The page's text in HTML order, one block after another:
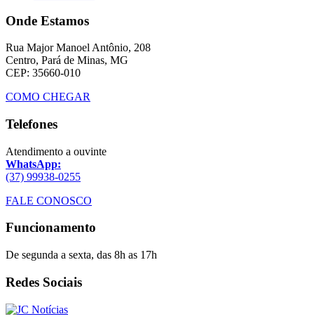
Onde Estamos
Rua Major Manoel Antônio, 208
Centro, Pará de Minas, MG
CEP: 35660-010
COMO CHEGAR
Telefones
Atendimento a ouvinte
WhatsApp:
(37) 99938-0255
FALE CONOSCO
Funcionamento
De segunda a sexta, das 8h as 17h
Redes Sociais